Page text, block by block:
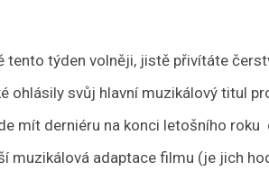
tento týden volněji, jistě přivítáte
ohlásily svůj hlavní muzikálový titul
mít derniéru na konci letošního roku
muzikálová adaptace filmu (je jich